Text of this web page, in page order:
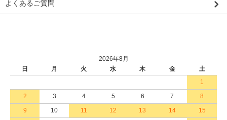
よくあるご質問
2026年8月
日
月 火 水 木 金
土
1
2
3 4 5 6 7
8
9
10 11 12 13 14
15